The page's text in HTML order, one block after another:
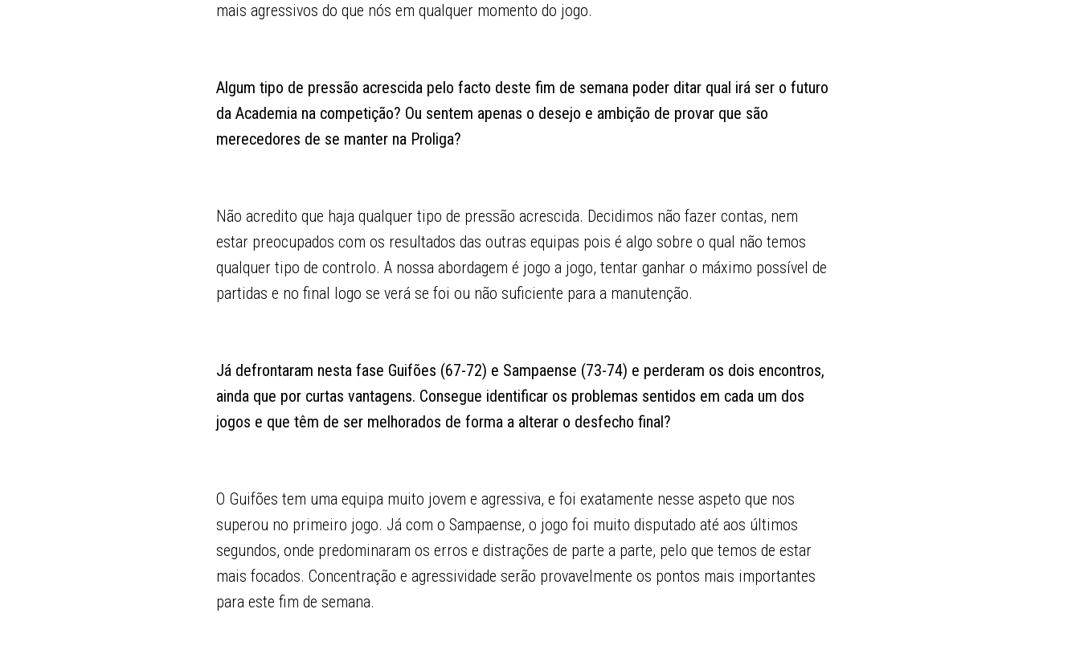
mais agressivos do que nós em qualquer momento do jogo.
Algum tipo de pressão acrescida pelo facto deste fim de semana poder ditar qual irá ser o futuro
da Academia na competição? Ou sentem apenas o desejo e ambição de provar que são
merecedores de se manter na Proliga?
Não acredito que haja qualquer tipo de pressão acrescida. Decidimos não fazer contas, nem
estar preocupados com os resultados das outras equipas pois é algo sobre o qual não temos
qualquer tipo de controlo. A nossa abordagem é jogo a jogo, tentar ganhar o máximo possível de
partidas e no final logo se verá se foi ou não suficiente para a manutenção.
Já defrontaram nesta fase Guifões (67-72) e Sampaense (73-74) e perderam os dois encontros,
ainda que por curtas vantagens. Consegue identificar os problemas sentidos em cada um dos
jogos e que têm de ser melhorados de forma a alterar o desfecho final?
O Guifões tem uma equipa muito jovem e agressiva, e foi exatamente nesse aspeto que nos
superou no primeiro jogo. Já com o Sampaense, o jogo foi muito disputado até aos últimos
segundos, onde predominaram os erros e distrações de parte a parte, pelo que temos de estar
mais focados. Concentração e agressividade serão provavelmente os pontos mais importantes
para este fim de semana.